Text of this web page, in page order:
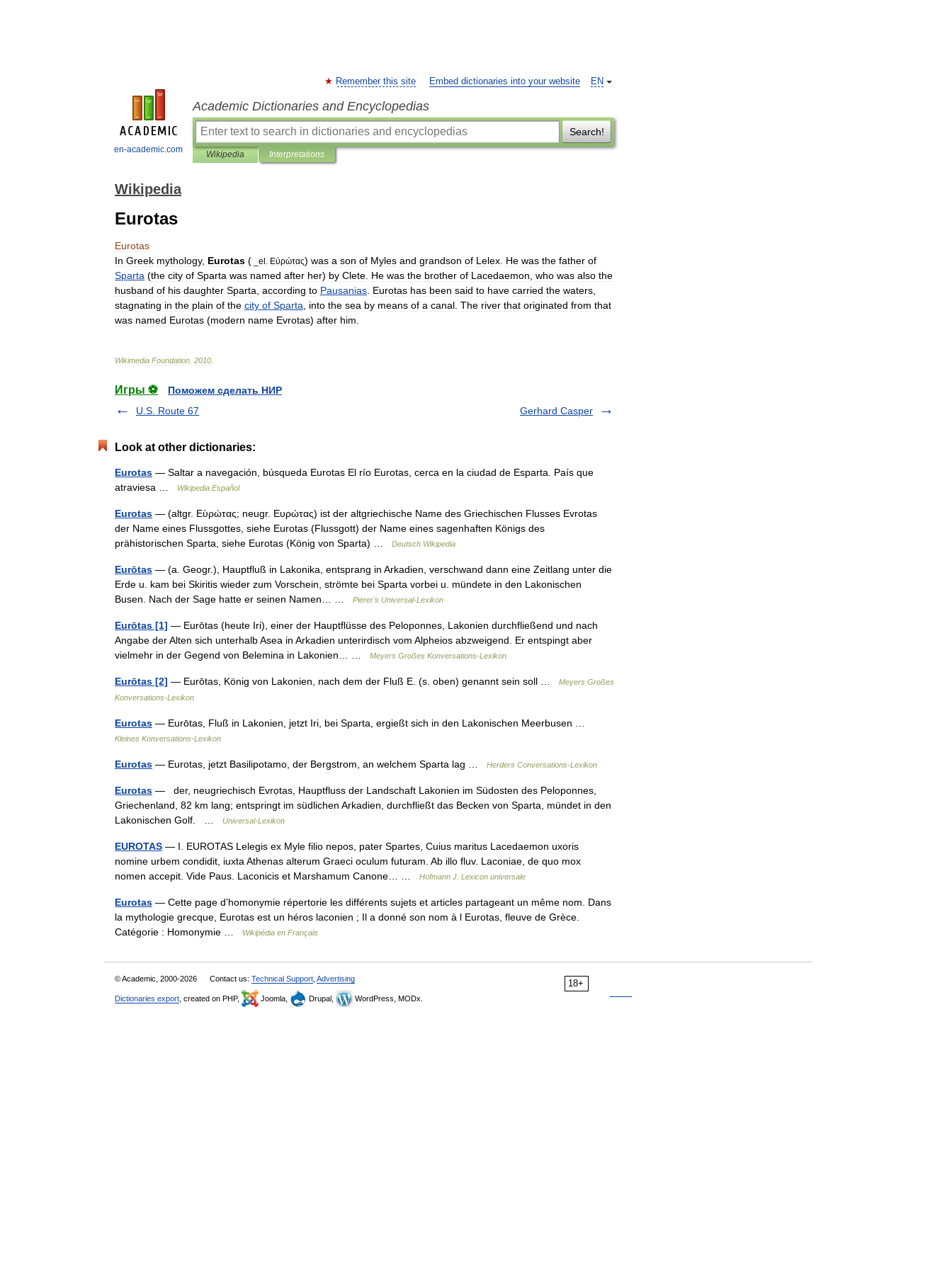
en-academic.com
EN
Remember this site Embed dictionaries into your website
Academic Dictionaries and Encyclopedias
Search!
Wikipedia Interpretations
Wikipedia
Eurotas
Eurotas
In Greek mythology, Eurotas ( el Εὐρώτας) was a son of Myles and grandson of Lelex He was the father of
Sparta (the city of Sparta was named after her) by Clete He was the brother of Lacedaemon who was also the
husband of his daughter Sparta according to Pausanias Eurotas has been said to have carried the waters
stagnating in the plain of the city of Sparta into the sea by means of a canal The river that originated from that
was named Eurotas (modern name Evrotas) after him
Wikimedia Foundation 2010
Игры ⚽
Поможем сделать НИР
U.S. Route 67
Gerhard Casper
Look at other dictionaries:
Eurotas — Saltar a navegación, búsqueda Eurotas El río Eurotas, cerca en la ciudad de Esparta. País que
atraviesa …
Wikipedia Español
Eurotas — (altgr. Εὺρώτας; neugr. Ευρώτας) ist der altgriechische Name des Griechischen Flusses Evrotas
der Name eines Flussgottes, siehe Eurotas (Flussgott) der Name eines sagenhaften Königs des
prähistorischen Sparta, siehe Eurotas (König von Sparta) …
Deutsch Wikipedia
Eurōtas — (a. Geogr.), Hauptfluß in Lakonika, entsprang in Arkadien, verschwand dann eine Zeitlang unter die
Erde u. kam bei Skiritis wieder zum Vorschein, strömte bei Sparta vorbei u. mündete in den Lakonischen
Busen. Nach der Sage hatte er seinen Namen… …
Pierer's Universal-Lexikon
Eurōtas [1] — Eurōtas (heute Iri), einer der Hauptflüsse des Peloponnes, Lakonien durchfließend und nach
Angabe der Alten sich unterhalb Asea in Arkadien unterirdisch vom Alpheios abzweigend. Er entspingt aber
vielmehr in der Gegend von Belemina in Lakonien… …
Meyers Großes Konversations-Lexikon
Eurōtas [2] — Eurōtas, König von Lakonien, nach dem der Fluß E. (s. oben) genannt sein soll …
Meyers Großes
Konversations-Lexikon
Eurotas — Eurōtas, Fluß in Lakonien, jetzt Iri, bei Sparta, ergießt sich in den Lakonischen Meerbusen …
Kleines Konversations-Lexikon
Eurotas — Eurotas, jetzt Basilipotamo, der Bergstrom, an welchem Sparta lag … Herders Conversations-Lexikon
Eurotas — der, neugriechisch Evrọtas, Hauptfluss der Landschaft Lakonien im Südosten des Peloponnes,
Griechenland, 82 km lang; entspringt im südlichen Arkadien, durchfließt das Becken von Sparta, mündet in den
Lakonischen Golf. …
Universal-Lexikon
EUROTAS — I. EUROTAS Lelegis ex Myle filio nepos, pater Spartes, Cuius maritus Lacedaemon uxoris
nomine urbem condidit, iuxta Athenas alterum Graeci oculum futuram. Ab illo fluv. Laconiae, de quo mox
nomen accepit. Vide Paus. Laconicis et Marshamum Canone… …
Hofmann J. Lexicon universale
Eurotas — Cette page d’homonymie répertorie les différents sujets et articles partageant un même nom. Dans
la mythologie grecque, Eurotas est un héros laconien ; Il a donné son nom à l Eurotas, fleuve de Grèce.
Catégorie : Homonymie …
Wikipédia en Français
18+
© Academic, 2000-2026 Contact us: Technical Support Advertising
Dictionaries export , created on PHP, Joomla, Drupal, WordPress, MODx.